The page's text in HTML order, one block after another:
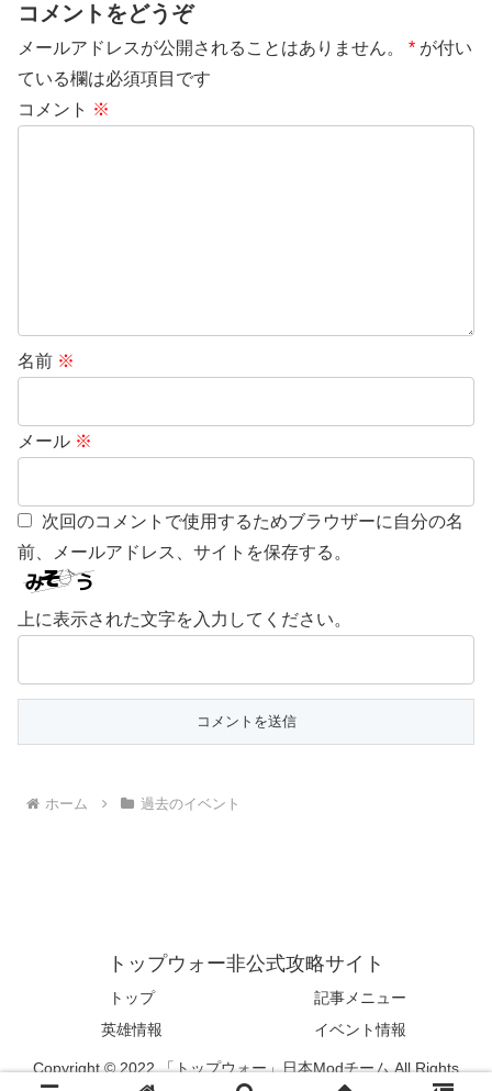
コメントをどうぞ
メールアドレスが公開されることはありません。 * が付い
ている欄は必須項目です
コメント ※
名前 ※
メール ※
次回のコメントで使用するためブラウザーに自分の名
前、メールアドレス、サイトを保存する。
上に表示された文字を入力してください。
ホーム 過去のイベント
トップウォー非公式攻略サイト
トップ
記事メニュー
英雄情報
イベント情報
Copyright © 2022 「トップウォー」日本Modチーム All Rights